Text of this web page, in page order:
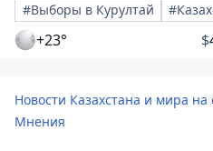
#Выборы в Курултай
+23° $
Новости Казахстана и мира на
Мнения